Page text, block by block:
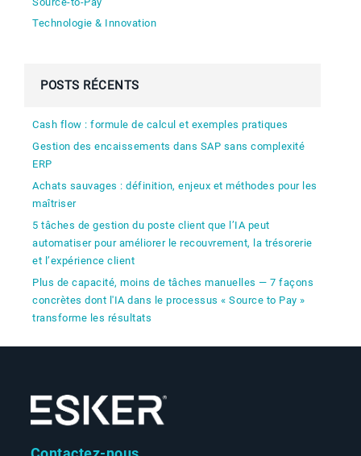
Technologie & Innovation
POSTS RÉCENTS
Cash flow : formule de calcul et exemples pratiques
Gestion des encaissements dans SAP sans complexité
ERP
Achats sauvages : définition, enjeux et méthodes pour les
maîtriser
5 tâches de gestion du poste client que l’IA peut
automatiser pour améliorer le recouvrement, la trésorerie
et l’expérience client
Plus de capacité, moins de tâches manuelles — 7 façons
concrètes dont l'IA dans le processus « Source to Pay »
transforme les résultats